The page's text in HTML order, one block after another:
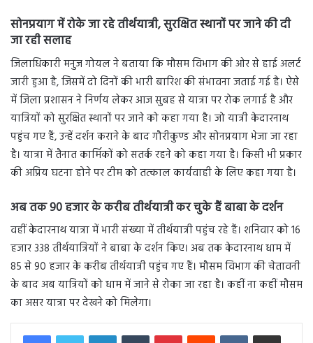
सोनप्रयाग में रोके जा रहे तीर्थयात्री,सुरक्षित स्थानों पर जाने की दी
जा रही सलाह
जिलाधिकारी मनुज गोयल ने बताया कि मौसम विभाग की ओर से हाई अलर्ट
जारी हुआ है, जिसमें दो दिनों की भारी बारिश की संभावना जताई गई है। ऐसे
में जिला प्रशासन ने निर्णय लेकर आज सुबह से यात्रा पर रोक लगाई है और
यात्रियों को सुरक्षित स्थानों पर जाने को कहा गया है। जो यात्री केदारनाथ
पहुंच गए हैं, उन्हें दर्शन कराने के बाद गौरीकुण्ड और सोनप्रयाग भेजा जा रहा
है। यात्रा में तैनात कार्मिकों को सतर्क रहने को कहा गया है। किसी भी प्रकार
की अप्रिय घटना होने पर टीम को तत्काल कार्यवाही के लिए कहा गया है।
अब तक90हजार के करीब तीर्थयात्री कर चुके हैं बाबा के दर्शन
वहीं केदारनाथ यात्रा में भारी संख्या में तीर्थयात्री पहुंच रहे हैं। शनिवार को 16
हजार 338 तीर्थयात्रियों ने बाबा के दर्शन किए। अब तक केदारनाथ धाम में
85 से 90 हजार के करीब तीर्थयात्री पहुंच गए हैं। मौसम विभाग की चेतावनी
के बाद अब यात्रियों को धाम में जाने से रोका जा रहा है। कहीं ना कहीं मौसम
का असर यात्रा पर देखने को मिलेगा।
LinkedInTumblr PinterestReddit VKontakteShare via Email